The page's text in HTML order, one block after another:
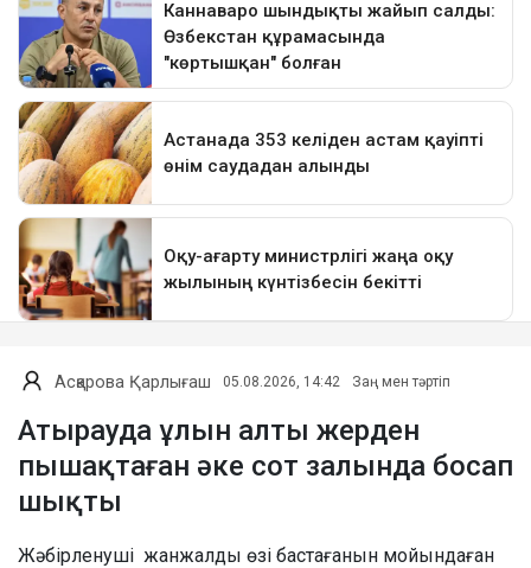
Асқарова Қарлығаш 05.08.2026, 14:42 Заң мен тәртіп
Атырауда ұлын алты жерден
пышақтаған әке сот залында босап
шықты
Жәбірленуші жанжалды өзі бастағанын мойындаған